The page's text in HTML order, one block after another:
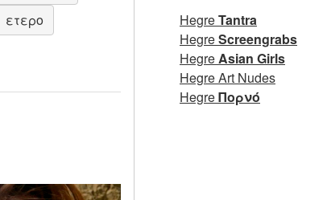
ετερο
HegreTantra
HegreScreengrabs
HegreAsian Girls
Hegre Art Nudes
HegreΠορνό